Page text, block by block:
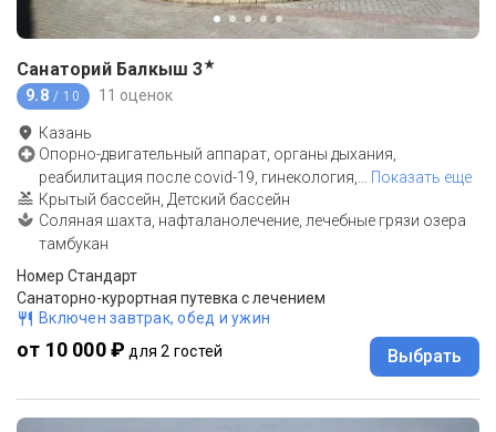
Санаторий Балкыш 3★
9.8 / 10 11 оценок
Казань
Опорно-двигательный аппарат, органы дыхания,
реабилитация после covid-19, гинекология,
Показать еще
Крытый бассейн, Детский бассейн
Соляная шахта, нафталанолечение, лечебные грязи озера
тамбукан
Номер Стандарт
Санаторно-курортная путевка с лечением
Включен завтрак, обед и ужин
от 10 000 ₽ для 2 гостей Выбрать